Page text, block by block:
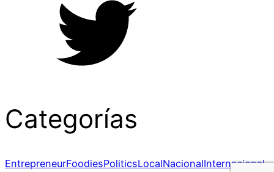
Categorías
EntrepreneurFoodiesPoliticsLocalNacionalInternacional